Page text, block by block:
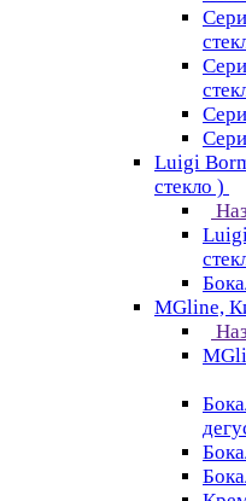
Luigi
стекло )
MGline,